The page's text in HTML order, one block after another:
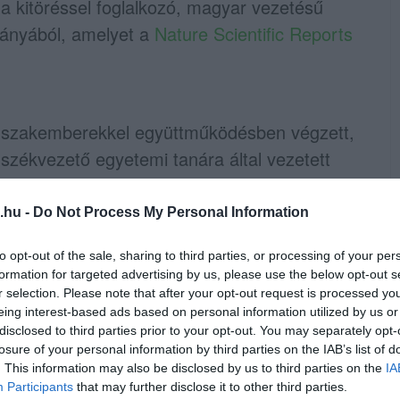
- Do Not Process My Personal Information
opt-out of the sale, sharing to third parties, or processing of your
for targeted advertising by us, please use the below opt-out
selection. Please note that after your opt-out request is processed
interest-based ads based on personal information utilized by us
to third parties prior to your opt-out. You may separately
of your personal information by third parties on the IAB’s list of
This information may also be disclosed by us to third parties on the
Participants that may further disclose it to other third parties.
kitöréssel foglalkozó, magyar vezetésű
amelyet a Nature Scientific Reports
együttműködésben végzett,
egyetemi tanára által vezetett
a kitörés részleteit, terepi vulkanológia,
és radiometrikus kormeghatározás
zajlott le mintegy 17,2 millió évvel
rendkívül energikus torlóár – több mint